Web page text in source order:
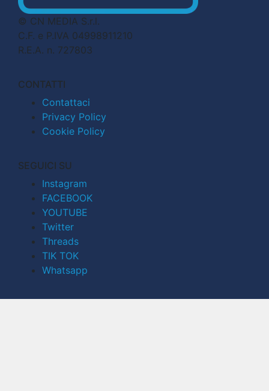
© CN MEDIA S.r.l.
C.F. e P.IVA 04998911210
R.E.A. n. 727803
CONTATTI
Contattaci
Privacy Policy
Cookie Policy
SEGUICI SU
Instagram
FACEBOOK
YOUTUBE
Twitter
Threads
TIK TOK
Whatsapp